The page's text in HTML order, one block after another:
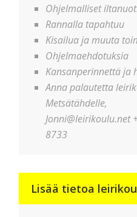
Ohjelmalliset
Rannalla tapahtuu
Kisailua ja muuta
Ohjelmaehdotuksia
Kansanperinnettä ja
Anna palautetta
Metsätähdelle,
Jonni@leirikoulu.net
8733
Lisää tietoa